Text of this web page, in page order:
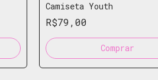
Camiseta Youth
R$79,00
Comprar